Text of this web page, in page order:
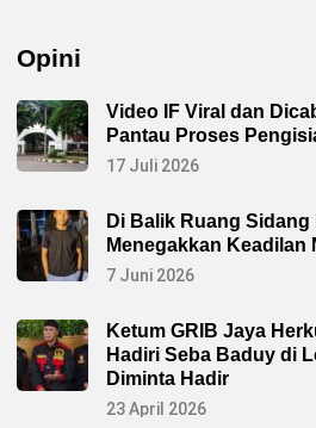
Opini
Video IF Viral dan
Pantau Proses
17 Juli 2026
Di Balik Ruang
Menegakkan Keadilan
7 Juni 2026
Ketum GRIB Jaya
Hadiri Seba Baduy di
Diminta Hadir
23 April 2026